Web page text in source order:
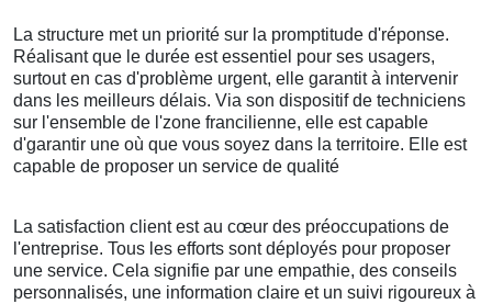
La structure met un priorité sur la promptitude d'réponse.
Réalisant que le durée est essentiel pour ses usagers,
surtout en cas d'problème urgent, elle garantit à intervenir
dans les meilleurs délais. Via son dispositif de techniciens
sur l'ensemble de l'zone francilienne, elle est capable
d'garantir une où que vous soyez dans la territoire. Elle est
capable de proposer un service de qualité
La satisfaction client est au cœur des préoccupations de
l'entreprise. Tous les efforts sont déployés pour proposer
une service. Cela signifie par une empathie, des conseils
personnalisés, une information claire et un suivi rigoureux à